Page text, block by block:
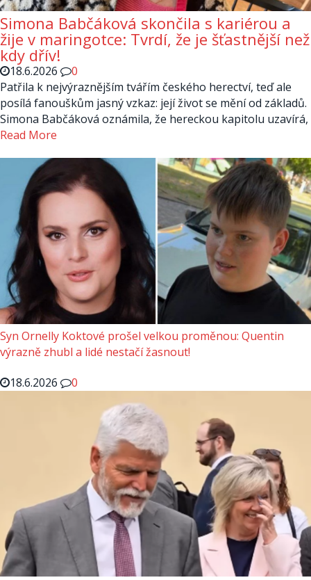
Simona Babčáková skončila s kariérou a
žije v maringotce: Tvrdí, že je šťastnější než
kdy dřív!
18.6.2026
0
Patřila k nejvýraznějším tvářím českého herectví, teď ale
posílá fanouškům jasný vzkaz: její život se mění od základů.
Simona Babčáková oznámila, že hereckou kapitolu uzavírá,
Read More
Syn Ornelly Koktové prošel velkou proměnou: Quentin
výrazně zhubl a lidé nestačí žasnout!
18.6.2026
0